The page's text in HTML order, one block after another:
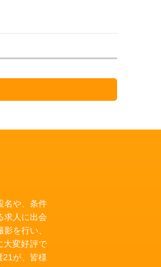
名や、条件
求人に出会
を行い、
大変好評で
21が、皆様